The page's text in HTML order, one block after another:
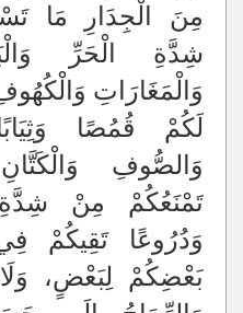
مِنَ الْجِدَارِ مَا
شِدَّةِ الْحَرِّ
وَالْمَغَارَاتِ
لَكُمْ قُمُصًا
وَالصُّوفِ
تَمْنَعُكُمْ مِنْ شِدَّةِ
وَدُرُوعًا تَقِيكُمْ
بَعْضِكُمْ لِبَعْضٍ،